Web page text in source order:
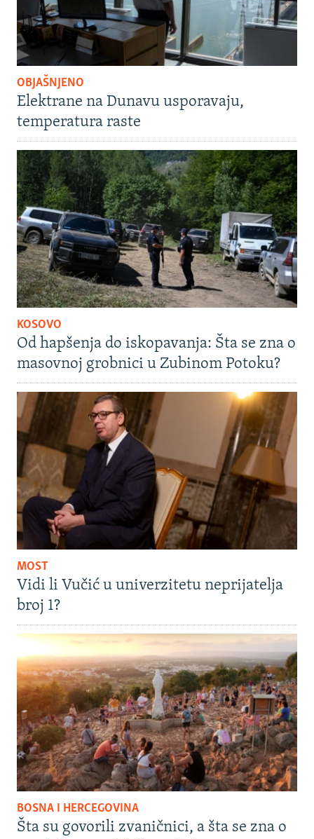
OBJAŠNJENO
Elektrane na Dunavu usporavaju,
temperatura raste
KOSOVO
Od hapšenja do iskopavanja: Šta se zna o
masovnoj grobnici u Zubinom Potoku?
MOST
Vidi li Vučić u univerzitetu neprijatelja
broj 1?
BOSNA I HERCEGOVINA
Šta su govorili zvaničnici, a šta se zna o